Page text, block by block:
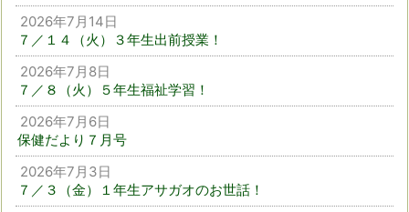
2026年7月14日
７／１４（火）３年生出前授業！
2026年7月8日
７／８（火）５年生福祉学習！
2026年7月6日
保健だより７月号
2026年7月3日
７／３（金）１年生アサガオのお世話！